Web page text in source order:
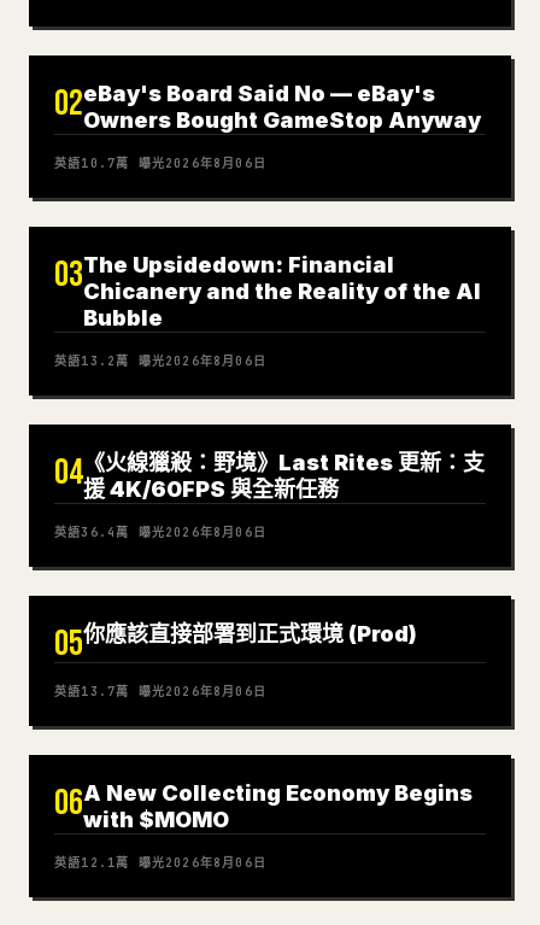
02eBay's Board Said No — eBay's
Owners Bought GameStop Anyway
英語10.7萬 曝光2026年8月06日
03The Upsidedown: Financial
Chicanery and the Reality of the AI
Bubble
英語13.2萬 曝光2026年8月06日
04 《火線獵殺：野境》Last Rites 更新：支
援 4K/60FPS 與全新任務
英語36.4萬 曝光2026年8月06日
05你應該直接部署到正式環境 (Prod)
英語13.7萬 曝光2026年8月06日
06A New Collecting Economy Begins
with $MOMO
英語12.1萬 曝光2026年8月06日